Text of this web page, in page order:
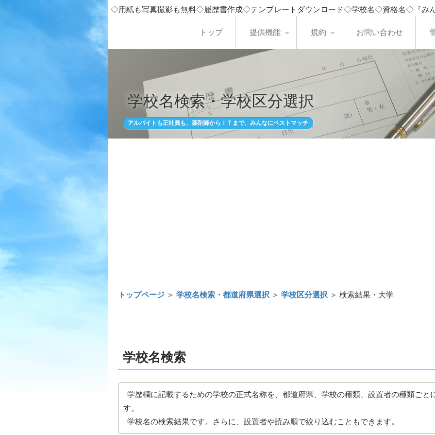
◇用紙も写真撮影も無料◇履歴書作成◇テンプレートダウンロード◇学校名◇資格名◇『み
トップ 提供機能 規約 お問い合わせ
学校名検索・学校区分選択
アルバイトも正社員も、薬剤師からＩＴまで、みんなにベストマッチ
トップページ ＞ 学校名検索・都道府県選択 ＞ 学校区分選択 ＞ 検索結果・大学
学校名検索
学歴欄に記載するための学校の正式名称を、都道府県、学校の種類、設置者の種類ごと
す。
学校名の検索結果です。さらに、設置者や読み順で絞り込むこともできます。